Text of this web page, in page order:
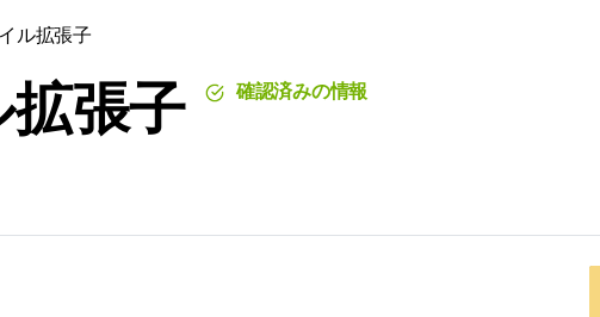
ル拡張子
張子 確認済みの情報